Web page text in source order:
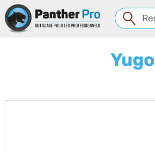
Yugo
Panneau de gestion des cookies